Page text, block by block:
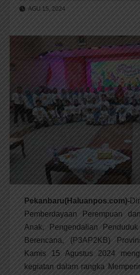
AGU 15, 2024
Pekanbaru(Haluanpos.com)-
Pemberdayaan Perempuan
Anak, Pengendalian
Berencana, (P3AP2KB)
Kamis 15 Agustus 2024
kegiatan dalam rangka